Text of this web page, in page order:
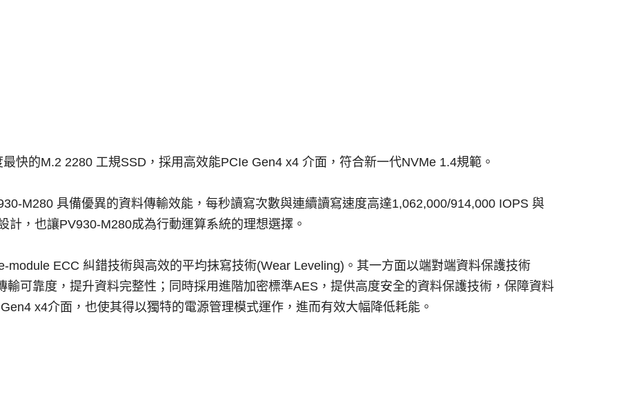
快的M.2 2280 工規SSD，採用高效能PCIe Gen4 x4 介面，符合新一代NVMe 1.4規範。
M280 具備優異的資料傳輸效能，每秒讀寫次數與連續讀寫速度高達1,062,000/914,000 IOPS 與
計，也讓PV930-M280成為行動運算系統的理想選擇。
module ECC 糾錯技術與高效的平均抹寫技術(Wear Leveling)。其一方面以端對端資料保護技術
輸可靠度，提升資料完整性；同時採用進階加密標準AES，提供高度安全的資料保護技術，保障資料
x4介面，也使其得以獨特的電源管理模式運作，進而有效大幅降低耗能。